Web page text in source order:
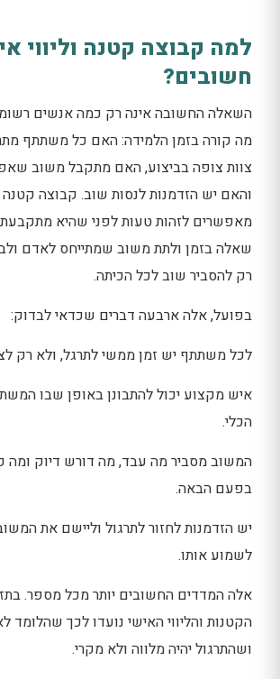
למה קבוצה קטנה וליווי
חשובים?
השאלה החשובה אינה רק כמה אנשים
מה קורה בזמן הלמידה: האם כל משתתף
צוות צופה בביצוע, האם מתקבל משוב
והאם יש הזדמנות לנסות שוב. קבוצה קטנה
מאפשרים לזהות טעות לפני שהיא
שאלה בזמן ולתת משוב שמתייחס לאדם
רק להסביר שוב לכל הכיתה.
בפועל, אלה ארבעה דברים שכדאי לבדוק:
לכל משתתף יש זמן ממשי לתרגל, ולא רק
איש מקצוע יכול להתבונן באופן שבו
הכלי.
המשוב מסביר מה עבד, מה דורש דיוק ומה
בפעם הבאה.
יש הזדמנות לחזור לתרגול וליישם את
לשמוע אותו.
אלה המדדים החשובים יותר מכל מספר.
הקטנות והליווי האישי נועדו לכך שהלומד
ושהתרגול יהיה מלווה ולא מקרי.